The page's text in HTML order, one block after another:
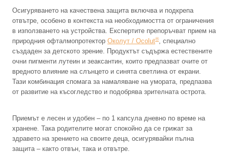
Осигуряването на качествена защита включва и подкрепа
отвътре, особено в контекста на необходимостта от ограничения
в използването на устройства. Експертите препоръчват прием на
природния офталмопротектор Околут / Ocolut®, специално
създаден за детското зрение. Продуктът съдържа естествените
очни пигменти лутеин и зеаксантин, които предпазват очите от
вредното влияние на слънцето и синята светлина от екрани.
Тази комбинация спомага за намаляване на умората, предпазва
от развитие на късогледство и подобрява зрителната острота.
Приемът е лесен и удобен – по 1 капсула дневно по време на
хранене. Така родителите могат спокойно да се грижат за
здравето на зрението на своите деца, осигурявайки пълна
защита – както отвън, така и отвътре.